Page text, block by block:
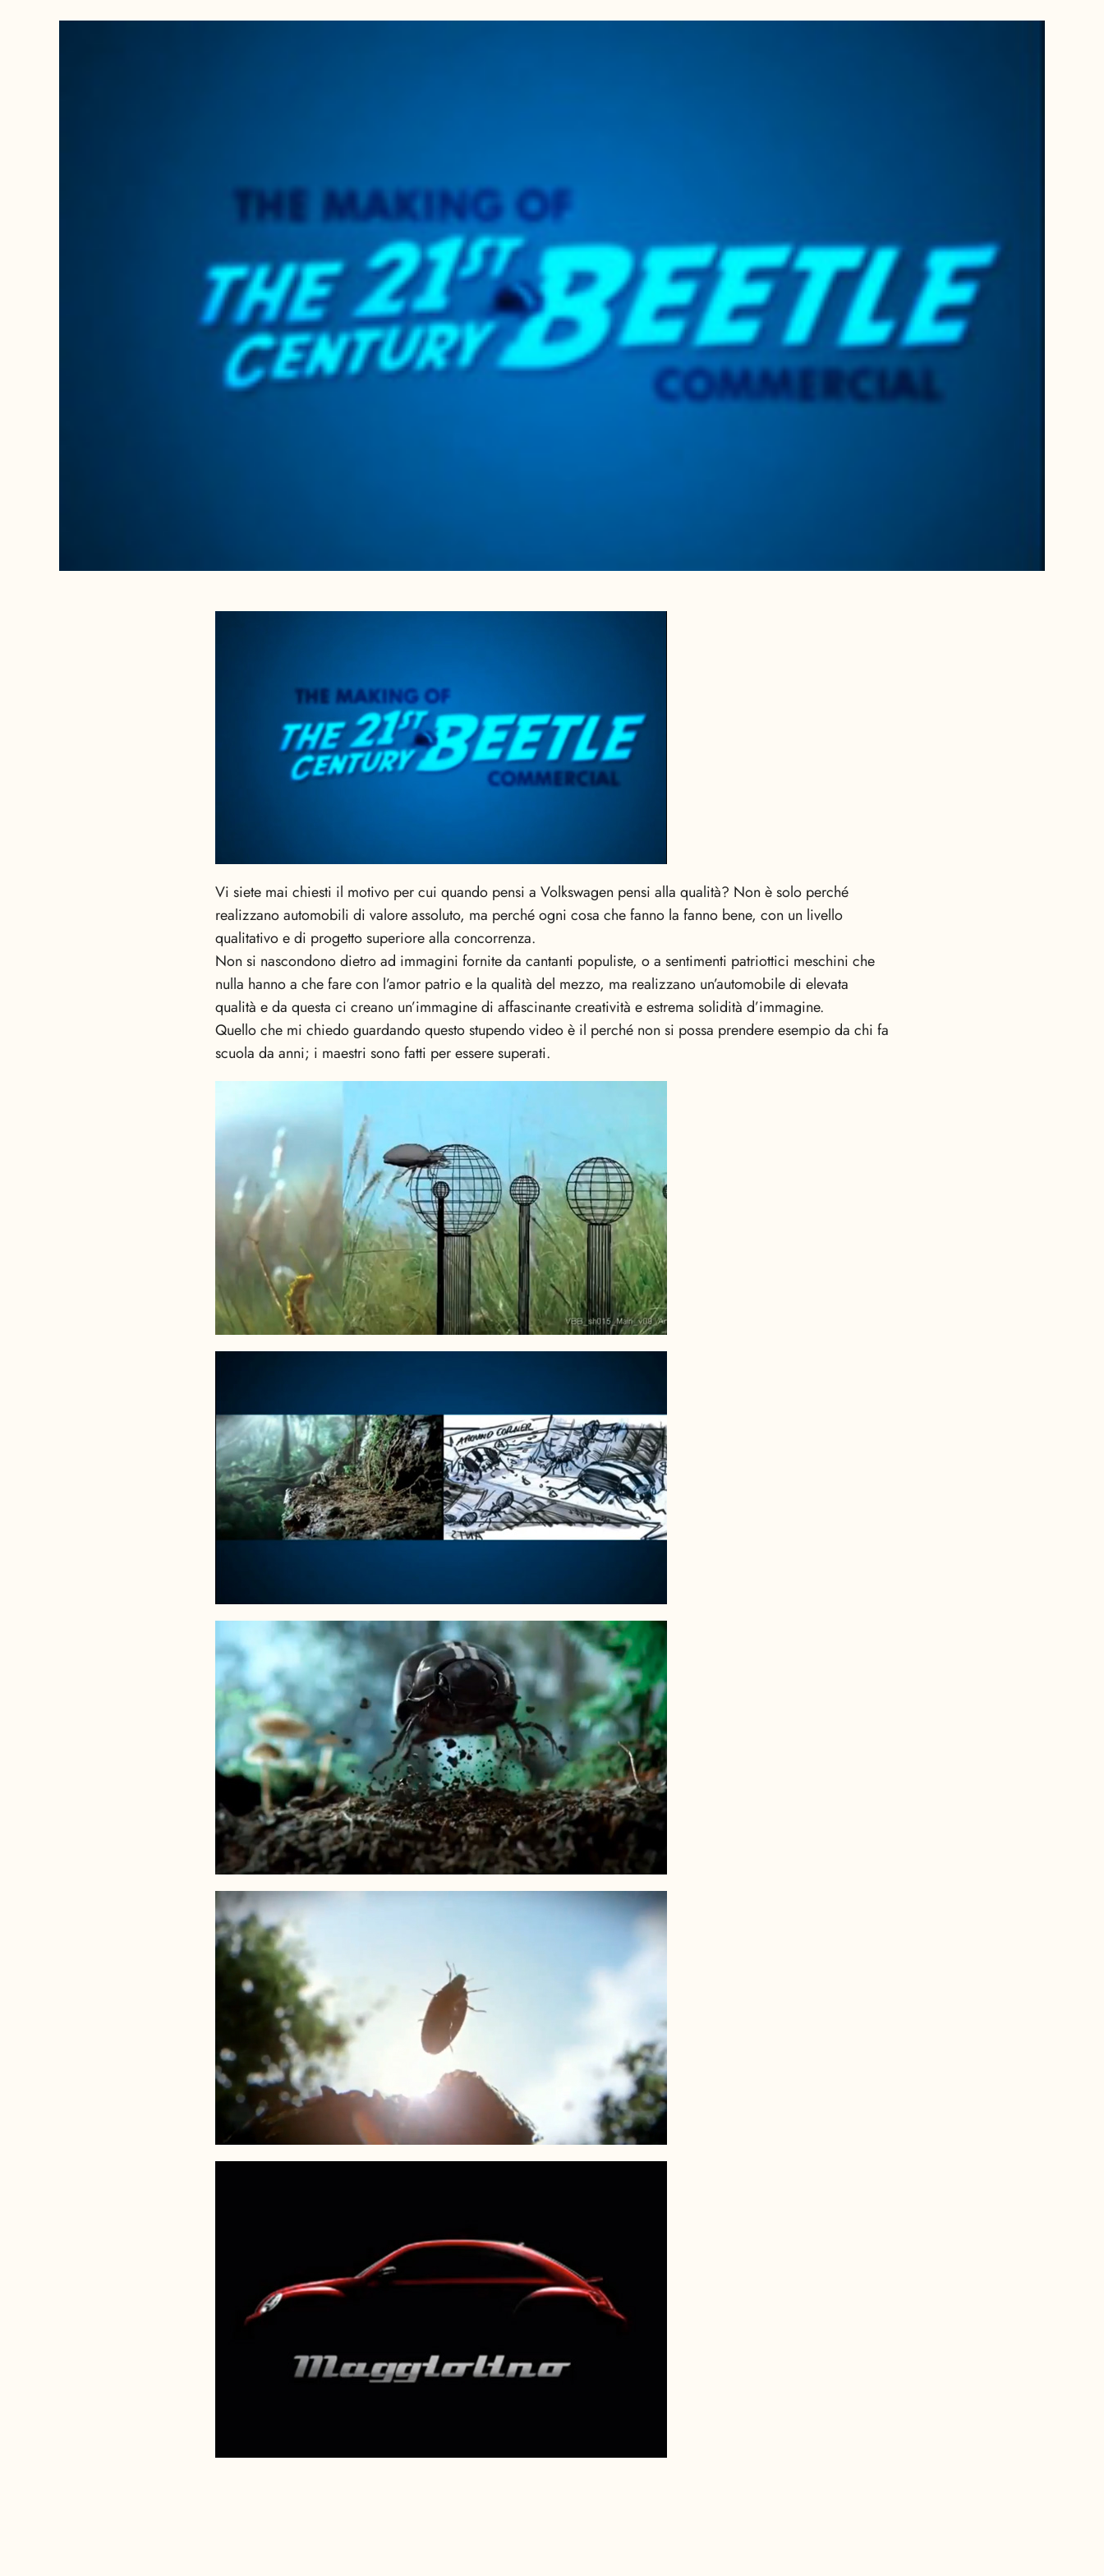
Vi siete mai chiesti il motivo per cui quando pensi a Volkswagen pensi alla qualità? Non è solo perché
realizzano automobili di valore assoluto, ma perché ogni cosa che fanno la fanno bene, con un livello
qualitativo e di progetto superiore alla concorrenza.
Non si nascondono dietro ad immagini fornite da cantanti populiste, o a sentimenti patriottici meschini che
nulla hanno a che fare con l’amor patrio e la qualità del mezzo, ma realizzano un’automobile di elevata
qualità e da questa ci creano un’immagine di affascinante creatività e estrema solidità d’immagine.
Quello che mi chiedo guardando questo stupendo video è il perché non si possa prendere esempio da chi fa
scuola da anni; i maestri sono fatti per essere superati.